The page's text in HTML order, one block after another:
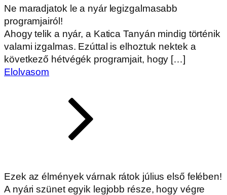
Ne maradjatok le a nyár legizgalmasabb
programjairól!
Ahogy telik a nyár, a Katica Tanyán mindig történik
valami izgalmas. Ezúttal is elhoztuk nektek a
következő hétvégék programjait, hogy […]
Elolvasom
Ezek az élmények várnak rátok július első felében!
A nyári szünet egyik legjobb része, hogy végre